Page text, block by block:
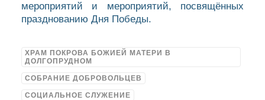
мероприятий и мероприятий, посвящённых
празднованию Дня Победы.
ХРАМ ПОКРОВА БОЖИЕЙ МАТЕРИ В
ДОЛГОПРУДНОМ
СОБРАНИЕ ДОБРОВОЛЬЦЕВ
СОЦИАЛЬНОЕ СЛУЖЕНИЕ